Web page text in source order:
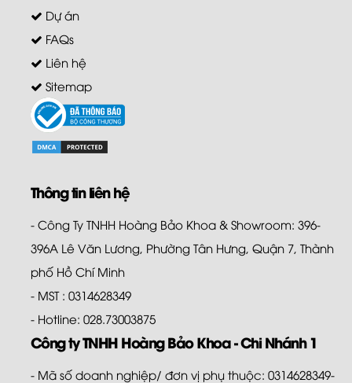
Dự án
FAQs
Liên hệ
Sitemap
Thông tin liên hệ
- Công Ty TNHH Hoàng Bảo Khoa & Showroom: 396-
396A Lê Văn Lương, Phường Tân Hưng, Quận 7, Thành
phố Hồ Chí Minh
- MST : 0314628349
- Hotline: 028.73003875
Công ty TNHH Hoàng Bảo Khoa - Chi Nhánh 1
- Mã số doanh nghiệp/ đơn vị phụ thuộc: 0314628349-